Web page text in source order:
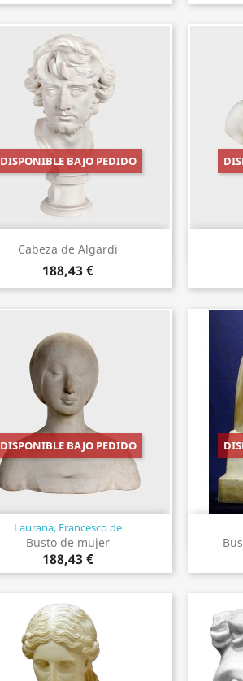
Cabeza de Algardi
188,43 €
DISPONIBLE BAJO PEDIDO
Vista rápida
Laurana, Francesco de
Busto de mujer
188,43 €
DISPONIBLE BAJO PEDIDO
Vista rápida